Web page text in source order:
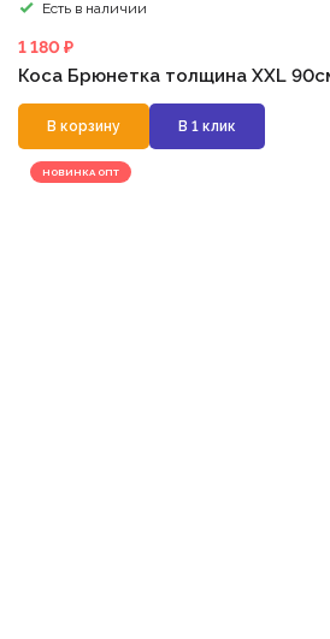
Есть в наличии
1 180 ₽
Коса Брюнетка толщина XXL
В корзину В 1 клик
НОВИНКА ОПТ